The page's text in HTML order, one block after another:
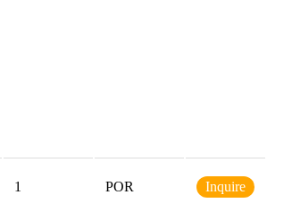
1 POR Inquire